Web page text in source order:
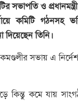
সভাপতি ও
কমিটি গঠনসহ
দিয়েছেন তিনি।
সভায় এ
কিন্তু কমে যায়